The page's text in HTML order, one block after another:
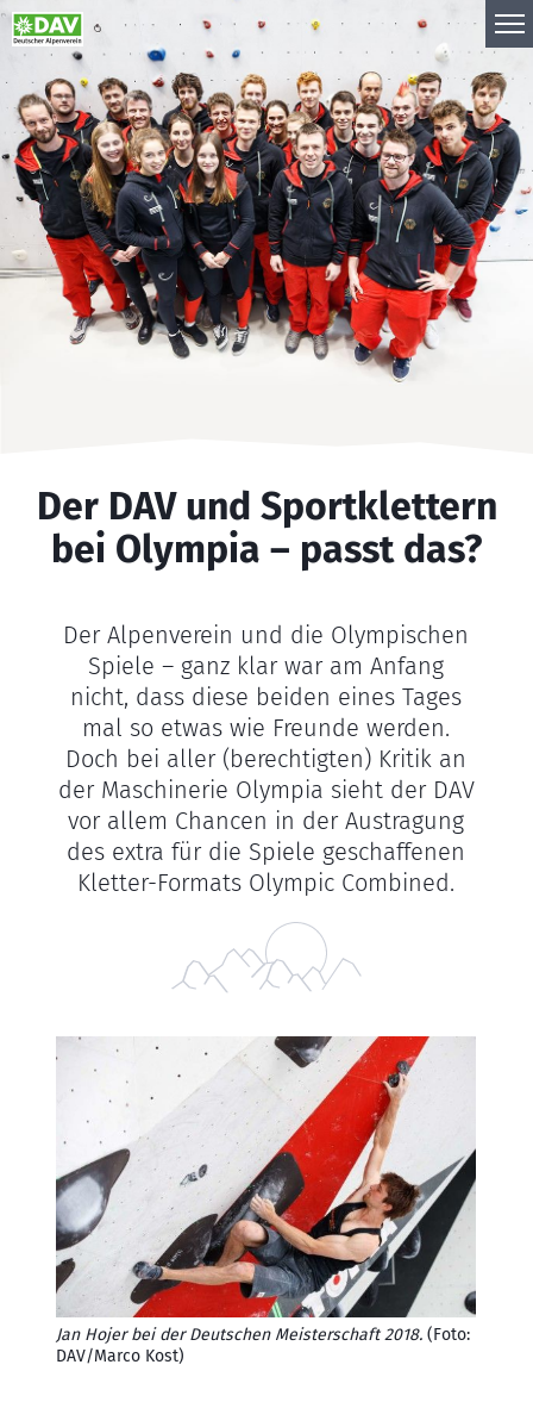
Zum
Inhalt
springen
Der DAV und Sportklettern
bei Olympia – passt das?
Der Alpenverein und die Olympischen
Spiele – ganz klar war am Anfang
nicht, dass diese beiden eines Tages
mal so etwas wie Freunde werden.
Doch bei aller (berechtigten) Kritik an
der Maschinerie Olympia sieht der DAV
vor allem Chancen in der Austragung
des extra für die Spiele geschaffenen
Kletter-Formats Olympic Combined.
Jan Hojer bei der Deutschen Meisterschaft 2018. (Foto:
DAV/Marco Kost)